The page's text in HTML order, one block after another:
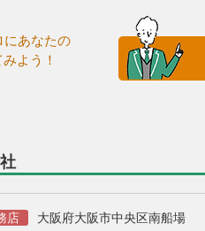
にあなたの
よう！
店 大阪府大阪市中央区南船場